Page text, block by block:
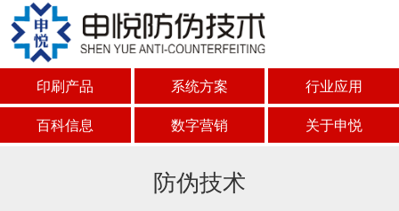
印刷产品 系统方案
行业应用
百科信息
数字营销 关于申悦
防伪技术